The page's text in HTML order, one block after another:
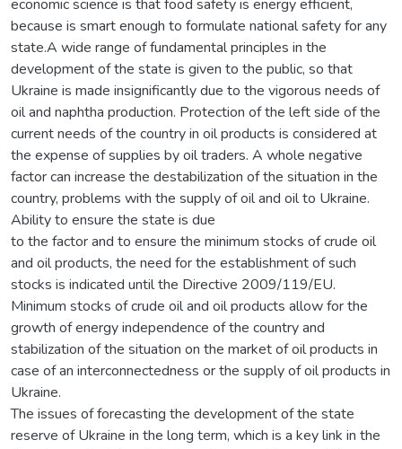
economic science is that food safety is energy efficient,
because is smart enough to formulate national safety for any
state.A wide range of fundamental principles in the
development of the state is given to the public, so that
Ukraine is made insignificantly due to the vigorous needs of
oil and naphtha production. Protection of the left side of the
current needs of the country in oil products is considered at
the expense of supplies by oil traders. A whole negative
factor can increase the destabilization of the situation in the
country, problems with the supply of oil and oil to Ukraine.
Ability to ensure the state is due
to the factor and to ensure the minimum stocks of crude oil
and oil products, the need for the establishment of such
stocks is indicated until the Directive 2009/119/EU.
Minimum stocks of crude oil and oil products allow for the
growth of energy independence of the country and
stabilization of the situation on the market of oil products in
case of an interconnectedness or the supply of oil products in
Ukraine.
The issues of forecasting the development of the state
reserve of Ukraine in the long term, which is a key link in the